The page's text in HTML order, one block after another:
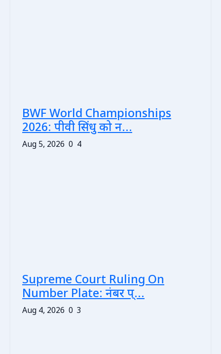
BWF World Championships
2026: पीवी सिंधु को न...
Aug 5, 2026 0 4
Supreme Court Ruling On
Number Plate: नंबर प्...
Aug 4, 2026 0 3